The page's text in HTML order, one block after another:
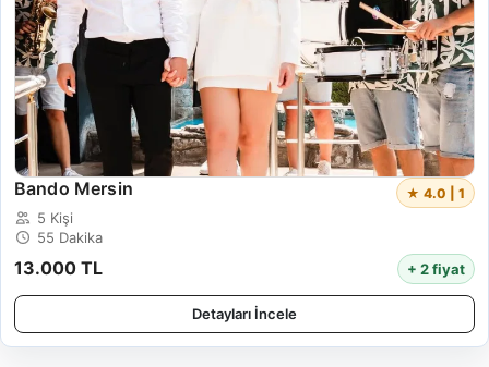
Bando Mersin ★ 4.0 | 1
5 Kişi
55 Dakika
13.000 TL + 2 fiyat
Detayları İncele